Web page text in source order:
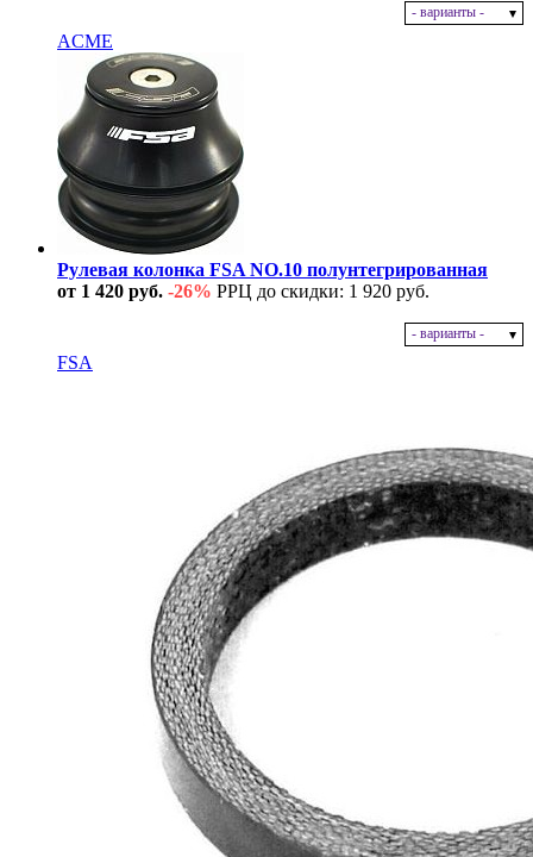
- варианты -
ACME
Рулевая колонка FSA NO.10 полунтегрированная
от 1 420 руб. -26% РРЦ до скидки: 1 920 руб.
- варианты -
FSA